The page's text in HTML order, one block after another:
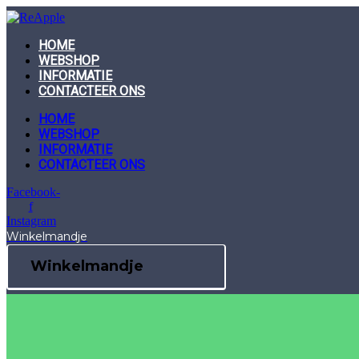
Skip
to
contentHOME
WEBSHOP
INFORMATIE
CONTACTEER ONS
HOME
WEBSHOP
INFORMATIE
CONTACTEER ONS
Facebook-
f
Instagram
Winkelmandje
Winkelmandje